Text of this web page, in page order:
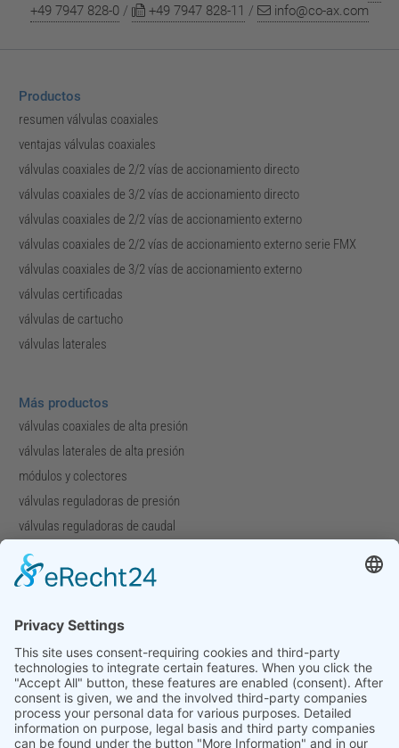
+49 7947 828-0 / +49 7947 828-11 / info@co-ax.com
Productos
resumen válvulas coaxiales
ventajas válvulas coaxiales
válvulas coaxiales de 2/2 vías de accionamiento directo
válvulas coaxiales de 3/2 vías de accionamiento directo
válvulas coaxiales de 2/2 vías de accionamiento externo
válvulas coaxiales de 2/2 vías de accionamiento externo serie FMX
válvulas coaxiales de 3/2 vías de accionamiento externo
válvulas certificadas
válvulas de cartucho
válvulas laterales
Más productos
válvulas coaxiales de alta presión
válvulas laterales de alta presión
módulos y colectores
válvulas reguladoras de presión
válvulas reguladoras de caudal
válvulas especiales
Compañía
Perfil de la compañía
Descargas
Ferias
Contacto